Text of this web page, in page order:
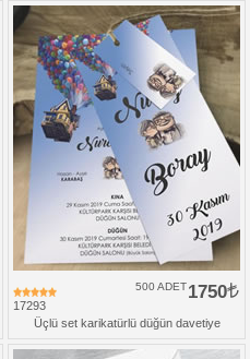
17293
1750
500 ADET
Üçlü set karikatürlü düğün davetiye